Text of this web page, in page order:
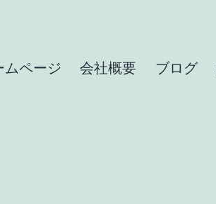
ムページ 会社概要 ブログ